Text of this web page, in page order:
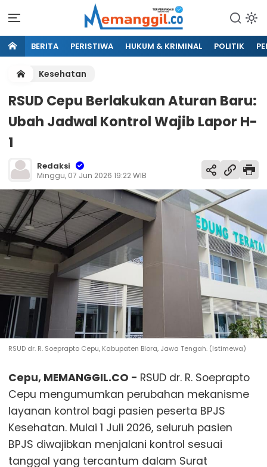
BERITA PERISTIWA HUKUM & KRIMINAL POLITIK
Kesehatan
RSUD Cepu Berlakukan Aturan Baru:
Ubah Jadwal Kontrol Wajib Lapor H-
1
Redaksi
Minggu, 07 Jun 2026 19:22 WIB
RSUD dr. R. Soeprapto Cepu, Kabupaten Blora, Jawa Tengah. (Istimewa)
Cepu, MEMANGGIL.CO - RSUD dr. R. Soeprapto
Cepu mengumumkan perubahan mekanisme
layanan kontrol bagi pasien peserta BPJS
Kesehatan. Mulai 1 Juli 2026, seluruh pasien
BPJS diwajibkan menjalani kontrol sesuai
tanggal yang tercantum dalam Surat